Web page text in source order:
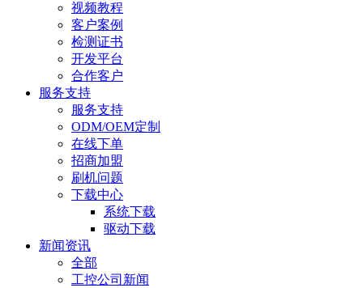
视频教程
客户案例
检测证书
开发平台
合作客户
服务支持
服务支持
ODM/OEM定制
在线下单
招商加盟
刷机问题
下载中心
系统下载
驱动下载
新闻资讯
全部
工控公司新闻